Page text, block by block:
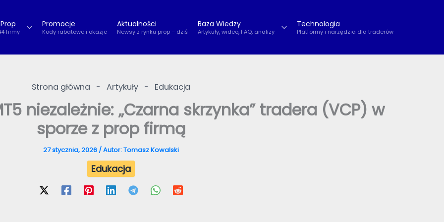
firmy
Promocje
Kody rabatowe i okazje
Aktualności
Newsy z rynku prop – dziś
Baza Wiedzy
Artykuły, wideo, FAQ, analizy
Technologia
Platformy i narzędzia dla traderów
Strona główna - Artykuły - Edukacja
niezależnie: „Czarna skrzynka” tradera (VCP) w
sporze z prop firmą
27 stycznia, 2026 / Autor:Tomasz Kowalski
Edukacja